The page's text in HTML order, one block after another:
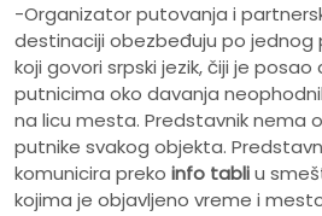
-Organizator putovanja i
destinaciji obezbeđuju po jednog
koji govori srpski jezik, čiji je
putnicima oko davanja
na licu mesta. Predstavnik nema
putnike svakog objekta.
komunicira preko info tabliu
kojima je objavljeno vreme i